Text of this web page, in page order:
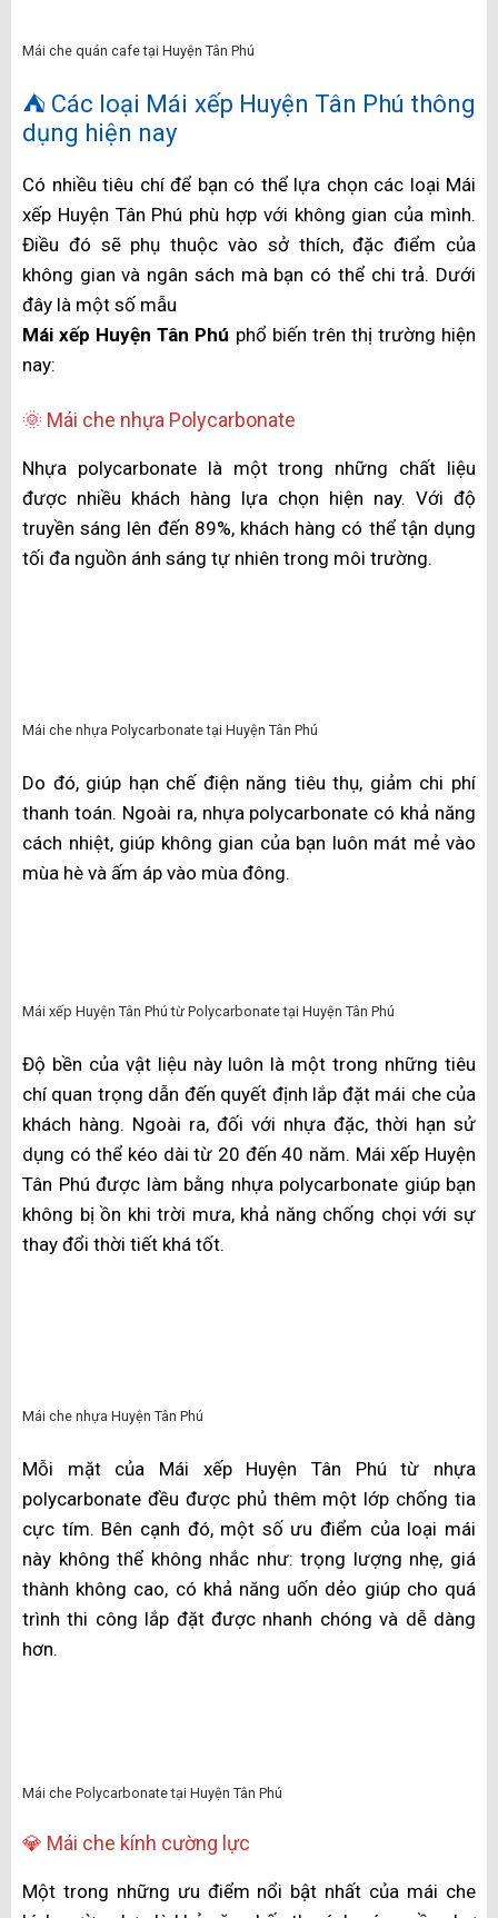
Mái che quán cafe tại Huyện Tân Phú
⛺ Các loại Mái xếp Huyện Tân Phú thông
xếp Huyện Tân Phú phù hợp với không gian của mình.
Điều đó sẽ phụ thuộc vào sở thích, đặc điểm của
không gian và ngân sách mà bạn có thể chi trả. Dưới
đây là một số mẫu
Nhựa polycarbonate là một trong những chất liệu
truyền sáng lên đến 89%, khách hàng có thể tận dụng
tối đa nguồn ánh sáng tự nhiên trong môi trường.
thanh toán. Ngoài ra, nhựa polycarbonate có khả năng
mùa hè và ấm áp vào mùa đông.
Mái xếp Huyện Tân Phú từ Polycarbonate tại Huyện Tân Phú
Độ bền của vật liệu này luôn là một trong những tiêu